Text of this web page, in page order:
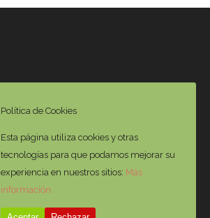
Política de Cookies
Esta página utiliza cookies y otras
tecnologías para que podamos mejorar su
experiencia en nuestros sitios: Más
información.